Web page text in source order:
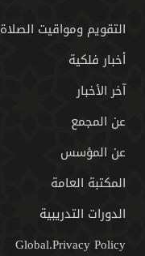
التقويم ومواقيت الصلاة
أخبار فلكية
آخر الأخبار
عن المجمع
عن المؤسس
المكتبة العامة
الدورات التدريبية
Global.Privacy Policy